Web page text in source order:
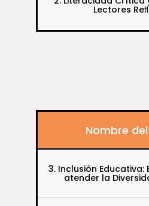
Lectores
Nombre
3. Inclusión
atender la